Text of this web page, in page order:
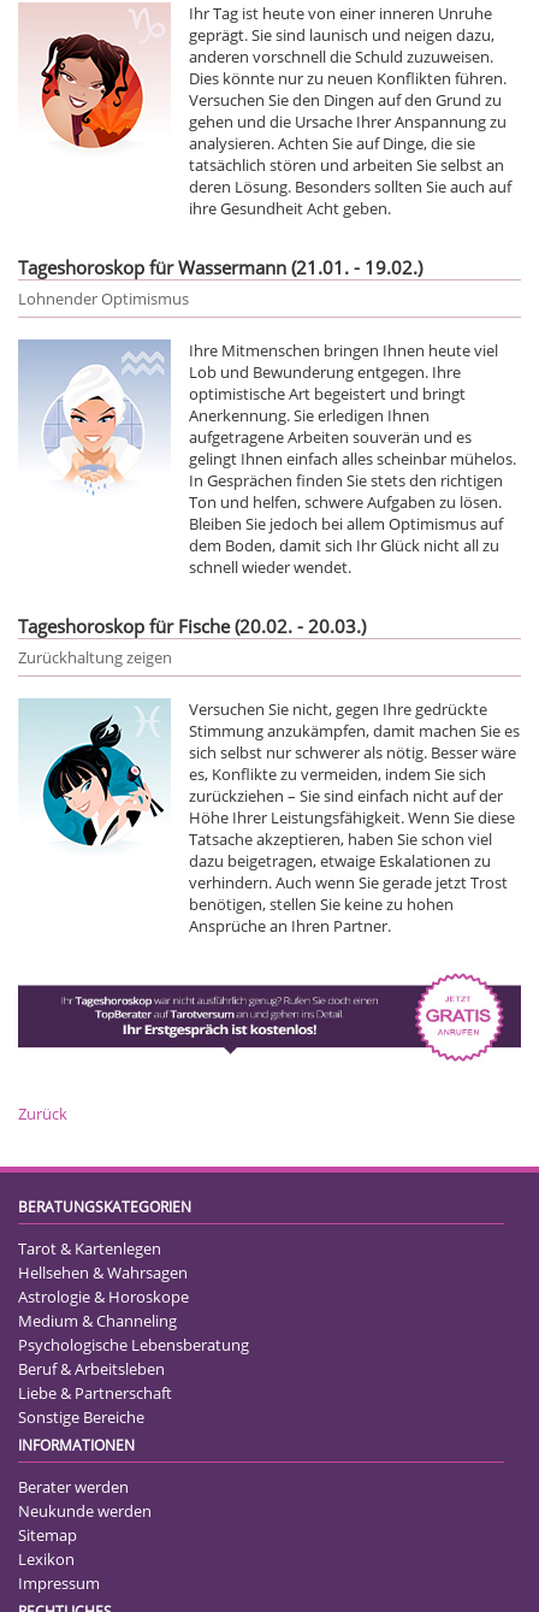
Ihr Tag ist heute von einer inneren Unruhe
geprägt. Sie sind launisch und neigen dazu,
anderen vorschnell die Schuld zuzuweisen.
Dies könnte nur zu neuen Konflikten führen.
Versuchen Sie den Dingen auf den Grund zu
gehen und die Ursache Ihrer Anspannung zu
analysieren. Achten Sie auf Dinge, die sie
tatsächlich stören und arbeiten Sie selbst an
deren Lösung. Besonders sollten Sie auch auf
ihre Gesundheit Acht geben.
Tageshoroskop für Wassermann (21.01. - 19.02.)
Lohnender Optimismus
Ihre Mitmenschen bringen Ihnen heute viel
Lob und Bewunderung entgegen. Ihre
optimistische Art begeistert und bringt
Anerkennung. Sie erledigen Ihnen
aufgetragene Arbeiten souverän und es
gelingt Ihnen einfach alles scheinbar mühelos.
In Gesprächen finden Sie stets den richtigen
Ton und helfen, schwere Aufgaben zu lösen.
Bleiben Sie jedoch bei allem Optimismus auf
dem Boden, damit sich Ihr Glück nicht all zu
schnell wieder wendet.
Tageshoroskop für Fische (20.02. - 20.03.)
Zurückhaltung zeigen
Versuchen Sie nicht, gegen Ihre gedrückte
Stimmung anzukämpfen, damit machen Sie es
sich selbst nur schwerer als nötig. Besser wäre
es, Konflikte zu vermeiden, indem Sie sich
zurückziehen – Sie sind einfach nicht auf der
Höhe Ihrer Leistungsfähigkeit. Wenn Sie diese
Tatsache akzeptieren, haben Sie schon viel
dazu beigetragen, etwaige Eskalationen zu
verhindern. Auch wenn Sie gerade jetzt Trost
benötigen, stellen Sie keine zu hohen
Ansprüche an Ihren Partner.
Zurück
BERATUNGSKATEGORIEN
Tarot & Kartenlegen
Hellsehen & Wahrsagen
Astrologie & Horoskope
Medium & Channeling
Psychologische Lebensberatung
Beruf & Arbeitsleben
Liebe & Partnerschaft
Sonstige Bereiche
INFORMATIONEN
Berater werden
Neukunde werden
Sitemap
Lexikon
Impressum